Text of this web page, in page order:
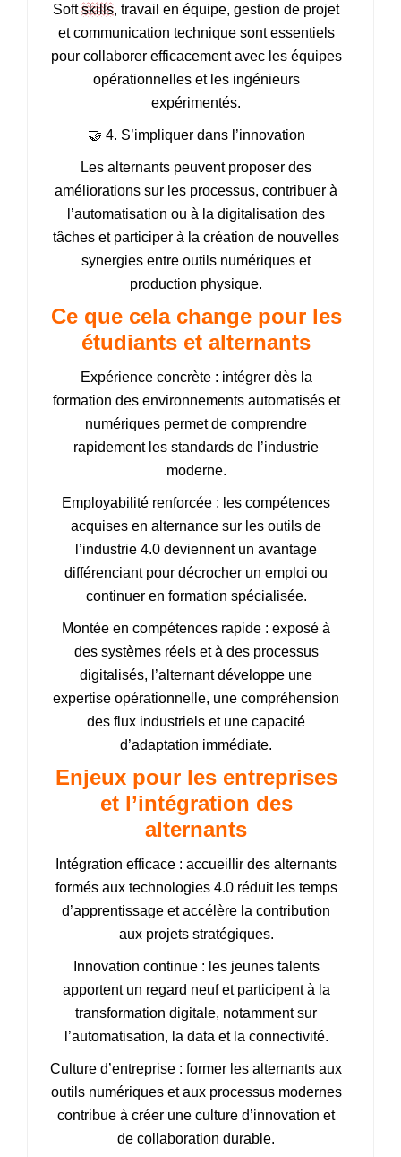
Softskills, travail en équipe, gestion de projet
et communication technique sont essentiels
pour collaborer efficacement avec les équipes
opérationnelles et les ingénieurs
expérimentés.
🤝 4. S’impliquer dans l’innovation
Les alternants peuvent proposer des
améliorations sur les processus, contribuer à
l’automatisation ou à la digitalisation des
tâches et participer à la création de nouvelles
synergies entre outils numériques et
production physique.
Ce que cela change pour les
étudiants et alternants
Expérience concrète : intégrer dès la
formation des environnements automatisés et
numériques permet de comprendre
rapidement les standards de l’industrie
moderne.
Employabilité renforcée : les compétences
acquises en alternance sur les outils de
l’industrie 4.0 deviennent un avantage
différenciant pour décrocher un emploi ou
continuer en formation spécialisée.
Montée en compétences rapide : exposé à
des systèmes réels et à des processus
digitalisés, l’alternant développe une
expertise opérationnelle, une compréhension
des flux industriels et une capacité
d’adaptation immédiate.
Enjeux pour les entreprises
et l’intégration des
alternants
Intégration efficace : accueillir des alternants
formés aux technologies 4.0 réduit les temps
d’apprentissage et accélère la contribution
aux projets stratégiques.
Innovation continue : les jeunes talents
apportent un regard neuf et participent à la
transformation digitale, notamment sur
l’automatisation, la data et la connectivité.
Culture d’entreprise : former les alternants aux
outils numériques et aux processus modernes
contribue à créer une culture d’innovation et
de collaboration durable.